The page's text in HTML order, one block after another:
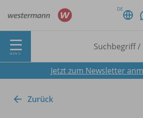
DE
MENÜ
Jetzt zum Newsletter
Zurück